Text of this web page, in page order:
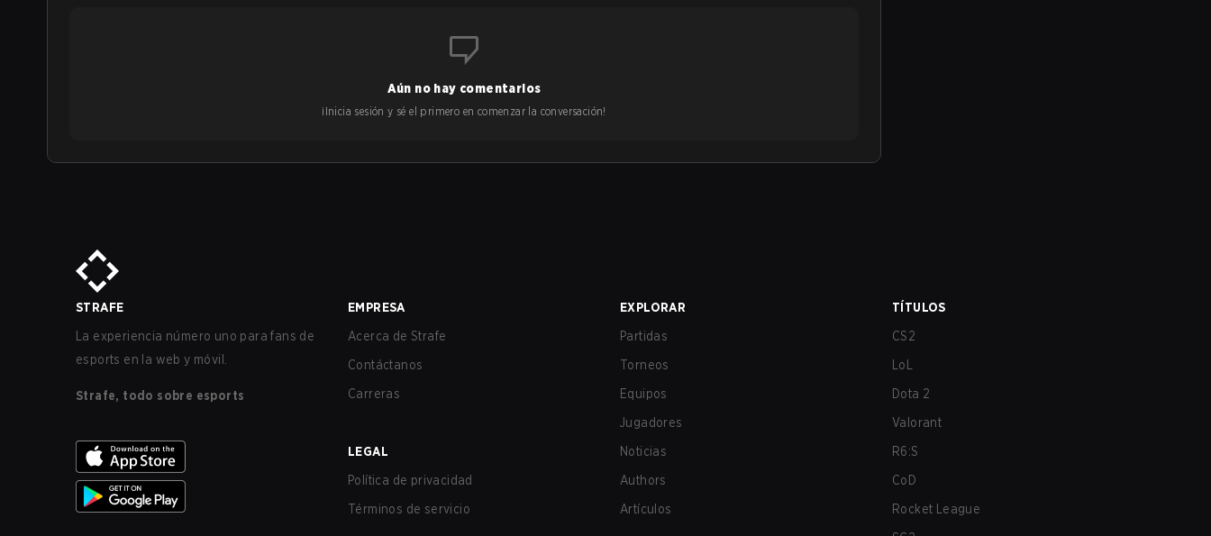
Aún no hay comentarios
¡Inicia sesión y sé el primero en comenzar la conversación!
STRAFE
La experiencia número uno para fans de
esports en la web y móvil.
Strafe, todo sobre esports
EMPRESA
Acerca de Strafe
Contáctanos
Carreras
LEGAL
Política de privacidad
Términos de servicio
EXPLORAR
Partidas
Torneos
Equipos
Jugadores
Noticias
Authors
Artículos
TÍTULOS
CS2
LoL
Dota 2
Valorant
R6:S
CoD
Rocket League